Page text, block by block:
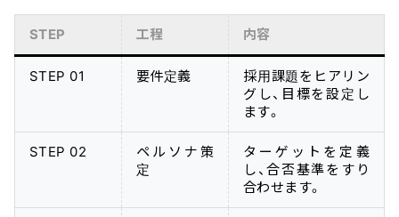
STEP 工程 内容
STEP 01 要件定義
採用課題をヒアリン
グし、目標を設定し
ます。
STEP 02
ペルソナ策
定
ターゲットを定義
し、合否基準をすり
合わせます。